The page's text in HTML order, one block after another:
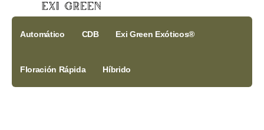
Automático CDB Exi Green Exóticos®
Floración Rápida Híbrido